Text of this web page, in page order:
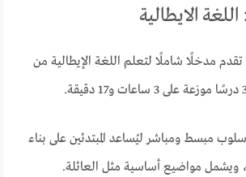
الايطالية
تقدم مدخلًا شاملًا لتعلم اللغة الإيطالية من
مبسط ومباشر ليُساعد المبتدئين على بناء
ويشمل مواضيع أساسية مثل العائلة.